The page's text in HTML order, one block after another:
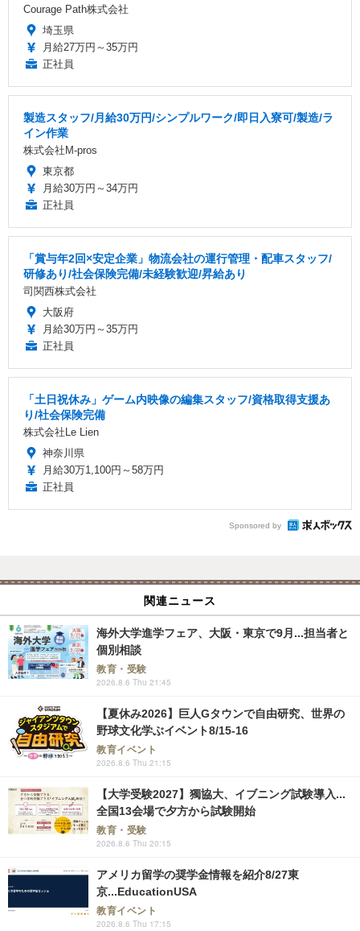
Courage Path株式会社
埼玉県
月給27万円～35万円
正社員
製造スタッフ/月給30万円/シンプルワーク/即日入寮可/製造/ラ
イン作業
株式会社M-pros
東京都
月給30万円～34万円
正社員
「賞与年2回×安定企業」物流会社の運行管理・配車スタッフ/
研修あり/社会保険完備/未経験歓迎/昇給あり
司関西株式会社
大阪府
月給30万円～35万円
正社員
「土日祝休み」ゲーム内映像の編集スタッフ/資格取得支援あ
り/社会保険完備
株式会社Le Lien
神奈川県
月給30万1,100円～58万円
正社員
Sponsored by
関連ニュース
海外大学進学フェア、大阪・東京で9月...担当者と
個別相談
教育・受験
2026.8.6 Thu 21:45
【夏休み2026】巨人Gタウンで自由研究、世界の
野球文化学ぶイベント8/15-16
教育イベント
2026.8.6 Thu 21:15
【大学受験2027】獨協大、イブニング試験導入...
全国13会場で夕方から試験開始
教育・受験
2026.8.6 Thu 20:15
アメリカ留学の奨学金情報を紹介8/27東
京...EducationUSA
教育イベント
2026.8.6 Thu 17:15